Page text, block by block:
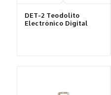
DET-2 Teodolito
Electrónico Digital